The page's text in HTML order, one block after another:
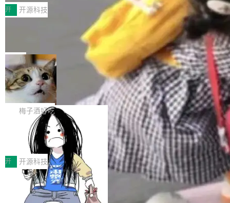
持续开源更多基于UCL-Engine的高性能通信组
件。 腾讯网平团队在UCL-MPComm中实现了一
个独立于业务线程的全局通信引擎（Engine），
经开始引入 AI Coding 工具，通过调用公有云模
型或企业内部部署模型提升研发效率。但随着 AI
Coding 从个人辅助工具逐步走向团队级、组织
级应用，企业在规模化落地过程中，对安全性、
可控性和代码质量提出了更高要求。 首先是数据
安全与合规要求。对于大多数普通研发场景，公
有云模型能够满足快速试用和效率提升的需求。
但对于金融、能源、医疗等对数据安全要求较...
智能应用典型案例名单》，集中展示人工智能在
各领域的应用成果，覆盖技术底座、行业赋能、
产品应用、支撑保障、专题等五大方向。深信服
AI算力网关（AI创新平台）成功入选！ 随着各行
各业的Agent走向规模化建设，算力构成形态逐
渐丰富，用户关注的重点也在发生变化：不只是
让AI用起来，还要进一步看清混合算力时代下，
Token花在哪里、算力是否被充分利用，以及持
续增长的AI成本该如何优化。 深信服AI算力网关
正是围绕这些实际问题，从Token治理和成本治
理两个方面，让用户的每一份算力都看得清、管
得住、用得稳、省得下、更安全！ 一、从现在开
始，Token使用一目...
开 开源科技
Jeff Dean 离开 Google：一个时代的结
束，一个实验室的开始
Google 员工编号 20。MapReduce 作者之一。
Bigtable 作者之一。TensorFlow 的作者之一。
Gemini 的架构师。Google 首席科学家。 Jeff D
ean 在 Google 工作了 27 年后，宣布离职。 他
不是一个人走。一同离开的还有 Sanjay Ghema
wat（Google 员工编号 23，Jeff Dean 二十多
年的编程搭档，MapReduce 和 Bigtable 的共同
作者）、Quoc Le（Google 大脑核心成员，Se
q2Seq 和 DocAI 的共同发明人）以及 Oriol Vin
yals（Gemini 联合负责人，AlphaSta...
局
🔥 SolonCode v2026.8.4 发布：界面
字体可调、22 种语言、记忆搜索增强
打开终端就能上岗的全中文编码智能体，这一轮
把「看得清、用母语、记得住」三件事一次补
齐。 SolonCode 是什么 SolonCode 是杭州无
耳科技研发的企业级终端编码智能体——一位全
中文驱动的数字员工，自主理解需求、规划步
骤、编写代码。不挑模型、不挑平台，curl 一行
装完即用。 开源地址：Gitee · GitCode · GitHu
b 安装 支持 Java 8+（8~26）、macOS / Linu
x / Windows / Harmony PC。 # macOS / Linu
梅子酒好吃
让“代码语义理解”深度释放AI Coding
价值潜能：华为云码道（CodeArts）
代码仓技术解析
一、代码仓深度理解技术的作用与价值 在软件工
程实践中，代码仓是企业核心知识资产的主要载
体。企业级代码仓库通常包含数十万乃至数百万
个文件，其规模远超单次模型调用可承载的上下
文窗口。随着项目规模的持续扩张与代码历史的
开 开源科技